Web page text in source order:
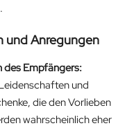
und Anregungen
des Empfängers:
und
die den Vorlieben
wahrscheinlich eher